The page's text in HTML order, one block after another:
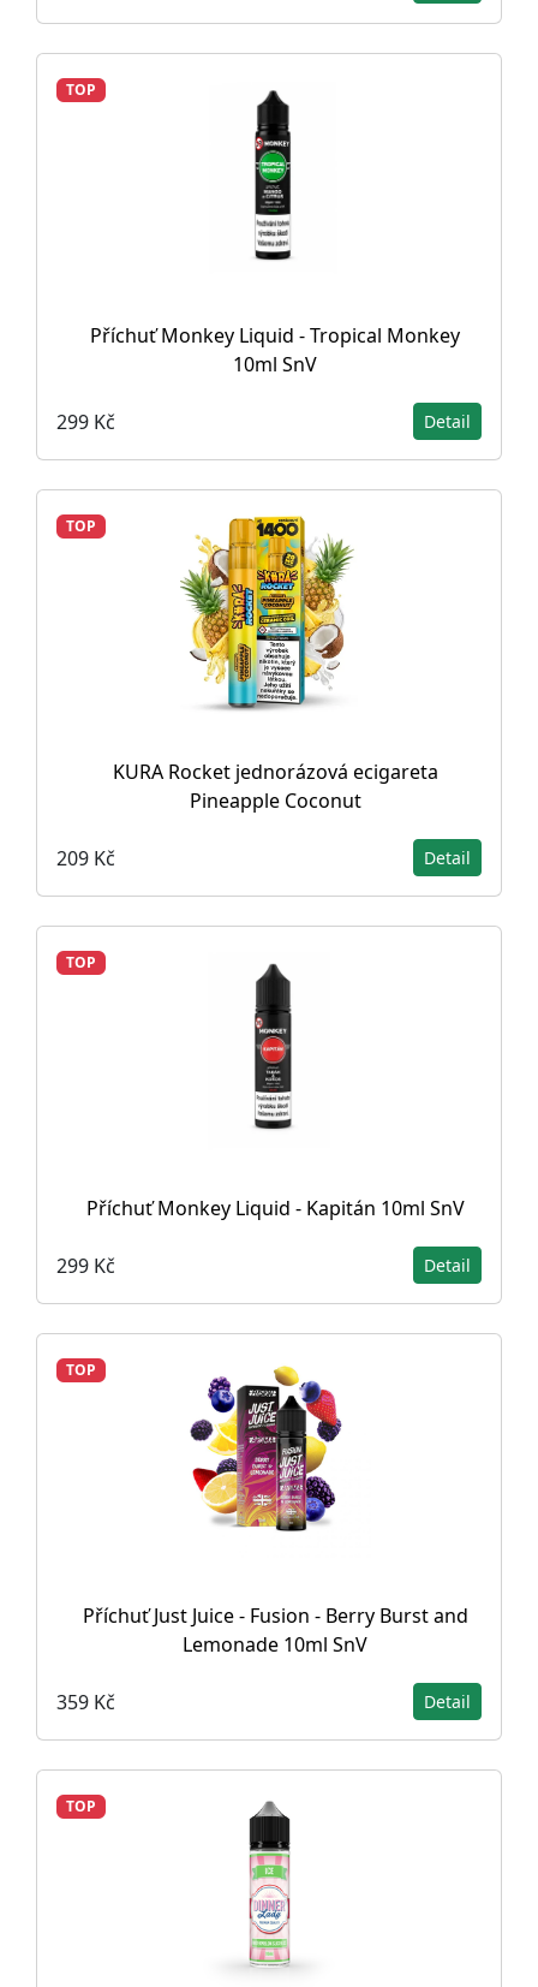
TOP
Příchuť Monkey Liquid - Tropical Monkey
10ml SnV
299 Kč Detail
TOP
KURA Rocket jednorázová ecigareta
Pineapple Coconut
209 Kč Detail
TOP
Příchuť Monkey Liquid - Kapitán 10ml SnV
299 Kč Detail
TOP
Příchuť Just Juice - Fusion - Berry Burst and
Lemonade 10ml SnV
359 Kč Detail
TOP